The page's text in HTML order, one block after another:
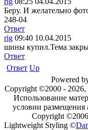
Беру. И желательно
248-04
Ответ
rig 09:40 10.04.2015
шины купил.Тема
Ответ
Ответ Up
Powered
Copyright ©2000 -
Использование
условии
Copyright
Lightweight Styling ©